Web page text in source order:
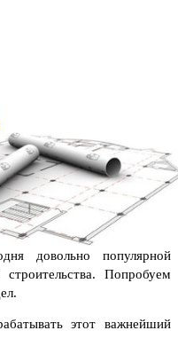
довольно популярной
Попробуем
этот важнейший